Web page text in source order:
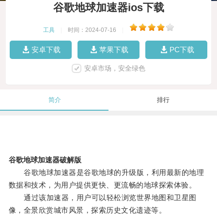
谷歌地球加速器ios下载
工具 时间：2024-07-16
安卓下载 苹果下载 PC下载
安卓市场，安全绿色
简介 排行
谷歌地球加速器破解版
谷歌地球加速器是谷歌地球的升级版，利用最新的地理
数据和技术，为用户提供更快、更流畅的地球探索体验。
通过该加速器，用户可以轻松浏览世界地图和卫星图
像，全景欣赏城市风景，探索历史文化遗迹等。